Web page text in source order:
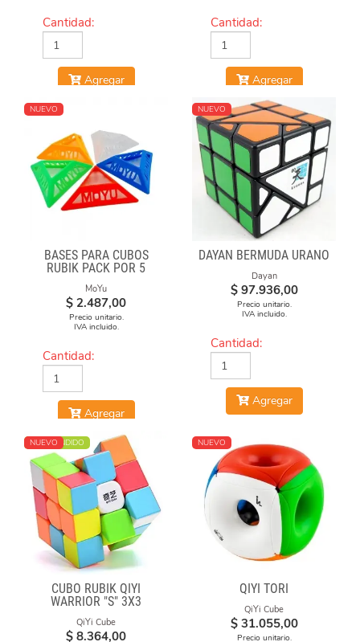
Cantidad:
Agregar
Cantidad:
Agregar
NUEVO
BASES PARA CUBOS
RUBIK PACK POR 5
UNIDADES
MoYu
$ 2.487,00
Precio unitario.
IVA incluido.
Cantidad:
Agregar
NUEVO
DAYAN BERMUDA URANO
Dayan
$ 97.936,00
Precio unitario.
IVA incluido.
Cantidad:
Agregar
MÁS VENDIDO
NUEVO
CUBO RUBIK QIYI
WARRIOR "S" 3X3
STICKERLESS
QiYi Cube
$ 8.364,00
NUEVO
QIYI TORI
QiYi Cube
$ 31.055,00
Precio unitario.